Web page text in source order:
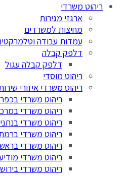
ריהוט משרדי
ארגזי מגירות
מחיצות למשרדים
עמדות עבודה
דלפק קבלה
דלפק קבלה עגול
ריהוט מוסדי
ריהוט משרדי איזורי
ריהוט משרדי
ריהוט משרדי
ריהוט משרדי
ריהוט משרדי
ריהוט משרדי
ריהוט משרדי
ריהוט משרדי